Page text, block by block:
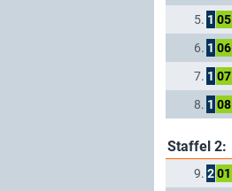
5. 1 05
6. 1 06
7. 1 07
8. 1 08
Staffel 2:
9. 201